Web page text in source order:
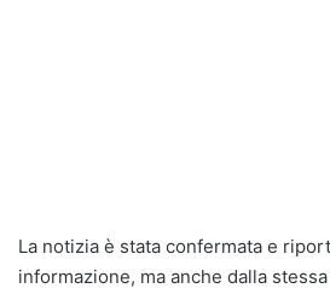
La notizia è stata confermata e
informazione, ma anche dalla